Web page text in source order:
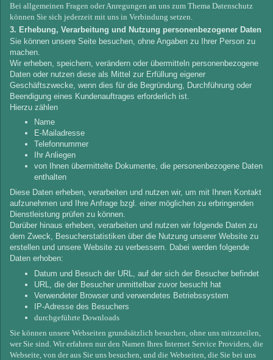
Bei allgemeinen Fragen oder Anregungen an uns zum Thema Datenschutz
können Sie sich jederzeit mit uns in Verbindung setzen.
3. Erhebung, Verarbeitung und Nutzung personenbezogener Daten
Sie können unsere Seite besuchen, ohne Angaben zu Ihrer Person zu
machen.
Wir erheben, speichern, verändern oder übermitteln personenbezogene
Daten oder nutzen diese als Mittel zur Erfüllung eigener
Geschäftszwecke, wenn dies für die Begründung, Durchführung oder
Beendigung eines Kundenauftrages erforderlich ist.
Hierzu zählen
Name
E-Mailadresse
Telefonnummer
Ihr Anliegen
von Ihnen übermittelte Dokumente, die personenbezogene Daten
enthalten
Diese Daten erheben, verarbeiten und nutzen wir, um mit Ihnen Kontakt
aufzunehmen und Ihre Anfrage bzgl. einer möglichen zu erbringenden
Dienstleistung prüfen zu können.
Darüber hinaus erheben, verarbeiten und nutzen wir folgende Daten zu
dem Zweck, Besucherstatistiken über die Nutzung unserer Website zu
erstellen und unsere Website zu verbessern. Dabei werden folgende
Daten erhoben:
Datum und Besuch der URL, auf der sich der Besucher befindet
URL, die der Besucher unmittelbar zuvor besucht hat
Verwendeter Browser und verwendetes Betriebssystem
IP-Adresse des Besuchers
durchgeführte Downloads
Sie können unsere Webseiten grundsätzlich besuchen, ohne uns mitzuteilen,
wer Sie sind. Wir erfahren nur den Namen Ihres Internet Service Providers, die
Webseite, von der aus Sie uns besuchen, und die Webseiten, die Sie bei uns